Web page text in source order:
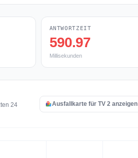
ANTWORTZEIT
590.97
Millisekunden
24
Ausfallkarte für TV 2 anzeigen